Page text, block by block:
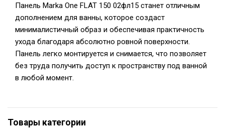
Панель Marka One FLAT 150 02фл15 станет отличным
дополнением для ванны, которое создаст
минималистичный образ и обеспечивая практичность
ухода благодаря абсолютно ровной поверхности.
Панель легко монтируется и снимается, что позволяет
без труда получить доступ к пространству под ванной
в любой момент.
Товары категории